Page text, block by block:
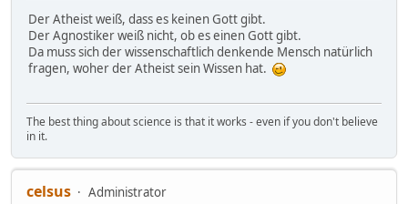
Der Atheist weiß, dass es keinen Gott gibt.
Der Agnostiker weiß nicht, ob es einen Gott gibt.
Da muss sich der wissenschaftlich denkende Mensch natürlich
fragen, woher der Atheist sein Wissen hat.
The best thing about science is that it works - even if you don't believe
in it.
celsus Administrator